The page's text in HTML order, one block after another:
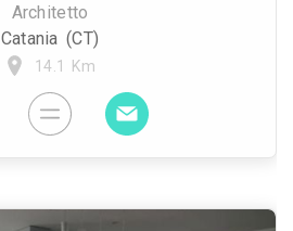
Architetto
Catania (CT)
14.1 Km